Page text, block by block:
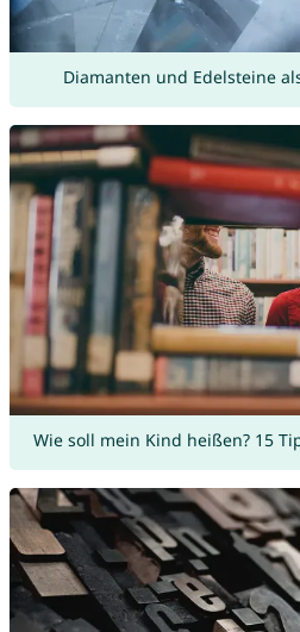
Diamanten und Edelsteine
Wie soll mein Kind heißen? 15